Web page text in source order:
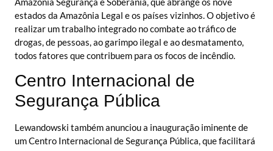
estados da Amazônia Legal e os países vizinhos. O objetivo é
realizar um trabalho integrado no combate ao tráfico de
drogas, de pessoas, ao garimpo ilegal e ao desmatamento,
todos fatores que contribuem para os focos de incêndio.
Centro Internacional de
Segurança Pública
Lewandowski também anunciou a inauguração iminente de
um Centro Internacional de Segurança Pública, que facilitará